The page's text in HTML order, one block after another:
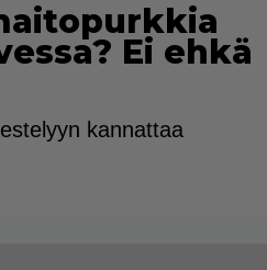
Ei ehkä
kannattaa